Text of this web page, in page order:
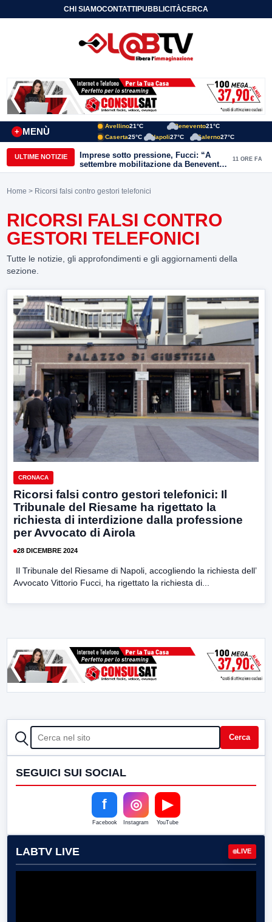
CHI SIAMOCONTATTIPUBBLICITÀCERCA
MENÙ
+
Avellino21°C Benevento21°C
Caserta25°C Napoli27°C Salerno27°C
ULTIME NOTIZIE
Imprese sotto pressione, Fucci: “A
settembre mobilitazione da Benevento
e Avellino”
11 ORE FA
Home > Ricorsi falsi contro gestori telefonici
RICORSI FALSI CONTRO
GESTORI TELEFONICI
Tutte le notizie, gli approfondimenti e gli aggiornamenti della
sezione.
CRONACA
Ricorsi falsi contro gestori telefonici: Il
Tribunale del Riesame ha rigettato la
richiesta di interdizione dalla professione
per Avvocato di Airola
28 DICEMBRE 2024
Il Tribunale del Riesame di Napoli, accogliendo la richiesta dell’
Avvocato Vittorio Fucci, ha rigettato la richiesta di...
CERCA Cerca
SEGUICI SUI SOCIAL
f
Facebook
◎
Instagram
▶
YouTube
LABTV LIVE LIVE